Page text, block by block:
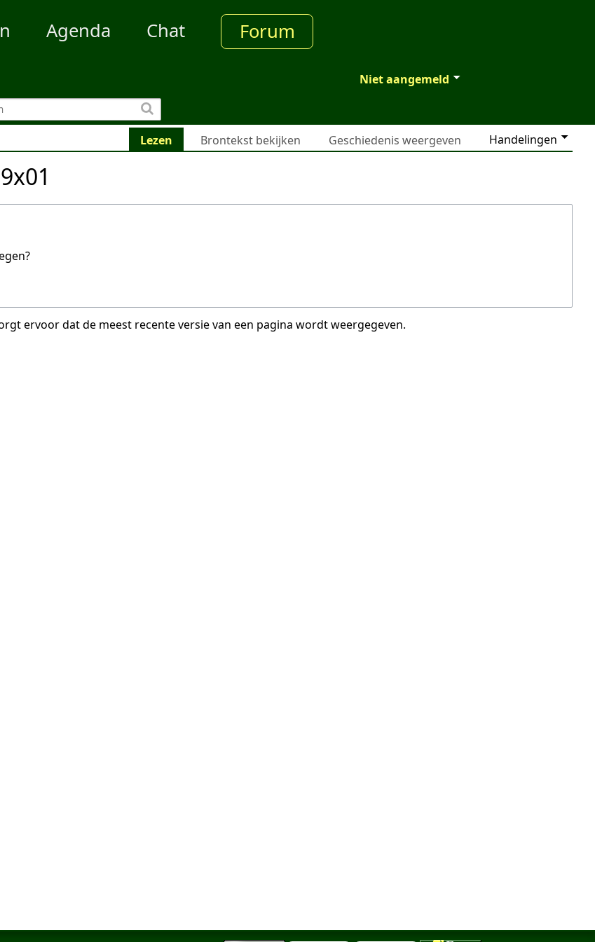
Agenda Chat Forum
Niet aangemeld
Handelingen
Lezen Brontekst bekijken Geschiedenis weergeven
ervoor dat de meest recente versie van een pagina wordt weergegeven.